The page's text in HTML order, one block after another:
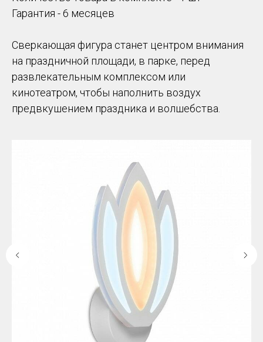
Гарантия - 6 месяцев
Сверкающая фигура станет центром внимания
на праздничной площади, в парке, перед
развлекательным комплексом или
кинотеатром, чтобы наполнить воздух
предвкушением праздника и волшебства.